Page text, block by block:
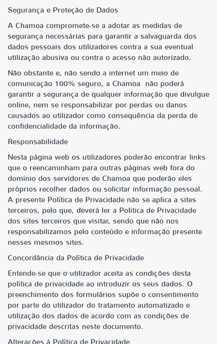
Segurança e Proteção de Dados
A Chamoa compromete-se a adotar as medidas de
segurança necessárias para garantir a salvaguarda dos
dados pessoais dos utilizadores contra a sua eventual
utilização abusiva ou contra o acesso não autorizado.
Não obstante e, não sendo a internet um meio de
comunicação 100% seguro, a Chamoa não poderá
garantir a segurança de qualquer informação que divulgue
online, nem se responsabilizar por perdas ou danos
causados ao utilizador como consequência da perda de
confidencialidade da informação.
Responsabilidade
Nesta página web os utilizadores poderão encontrar links
que o reencaminham para outras páginas web fora do
domínio dos servidores de Chamoa que poderão eles
próprios recolher dados ou solicitar informação pessoal.
A presente Política de Privacidade não se aplica a sites
terceiros, pelo que, deverá ler a Política de Privacidade
dos sites terceiros que visitar, sendo que não nos
responsabilizamos pelo conteúdo e informação presente
nesses mesmos sites.
Concordância da Política de Privacidade
Entende-se que o utilizador aceita as condições desta
política de privacidade ao introduzir os seus dados. O
preenchimento dos formulários supõe o consentimento
por parte do utilizador do tratamento automatizado e
utilização dos dados de acordo com as condições de
privacidade descritas neste documento.
Alterações à Política de Privacidade